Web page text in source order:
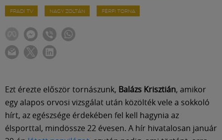
FRADI TV NAGY ZOLTÁN FÉRFI TORNA
Ezt érezte először tornászunk, Balázs Krisztián, amikor
egy alapos orvosi vizsgálat után közölték vele a sokkoló
hírt, az egészsége érdekében fel kell hagynia az
élsporttal, mindössze 22 évesen. A hír hivatalosan január
Klub
Szolgáltatások
Közösség